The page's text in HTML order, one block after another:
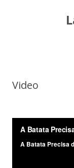
Video